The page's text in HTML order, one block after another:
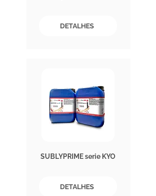
DETALHES
SUBLYPRIME serie KYO
DETALHES